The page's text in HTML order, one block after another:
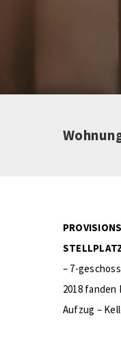
– 7-
2018
Aufzug –